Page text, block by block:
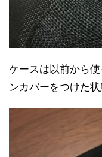
ケースは以前から
ンカバーをつけた状